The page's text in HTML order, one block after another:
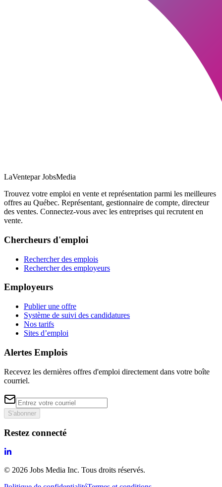
LaVentepar JobsMedia
Trouvez votre emploi en vente et représentation parmi les meilleures
offres au Québec. Représentant, gestionnaire de compte, directeur
des ventes. Connectez-vous avec les entreprises qui recrutent en
vente.
Chercheurs d'emploi
Rechercher des emplois
Rechercher des employeurs
Employeurs
Publier une offre
Système de suivi des candidatures
Nos tarifs
Sites d’emploi
Alertes Emplois
Recevez les dernières offres d'emploi directement dans votre boîte
courriel.
S'abonner
Restez connecté
© 2026 Jobs Media Inc. Tous droits réservés.